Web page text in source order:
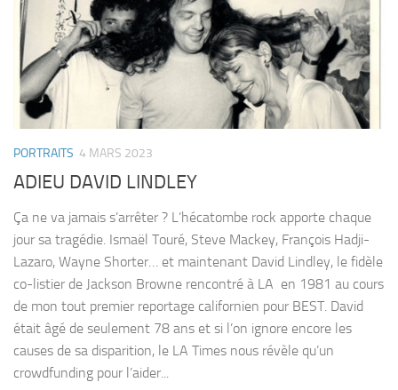
PORTRAITS 4 MARS 2023
ADIEU DAVID LINDLEY
Ça ne va jamais s’arrêter ? L’hécatombe rock apporte chaque
jour sa tragédie. Ismaël Touré, Steve Mackey, François Hadji-
Lazaro, Wayne Shorter… et maintenant David Lindley, le fidèle
co-listier de Jackson Browne rencontré à LA en 1981 au cours
de mon tout premier reportage californien pour BEST. David
était âgé de seulement 78 ans et si l’on ignore encore les
causes de sa disparition, le LA Times nous révèle qu’un
crowdfunding pour l’aider...